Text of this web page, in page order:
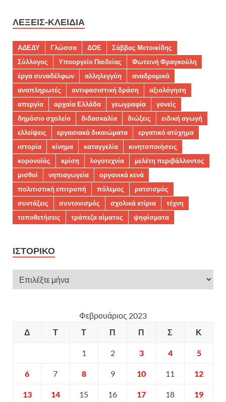
ΛΈΞΕΙΣ-ΚΛΕΙΔΙΆ
ΑΔΕΔΥ Γλώσσα ΔΟΕ
Σάββας Μετοικίδης
Σύλλογος
Υπουργείο Παιδείας
Φωτεινή Φραγκούλη
έργα συναδέλφων
αλληλεγγύη
αναδρομικά
αναπληρωτές
αντιφασιστική δράση
αξιολόγηση
απεργία
αρχαία Ελλάδα γεωγραφία
γονείς
δημόσιο σχολείο
διδασκαλία διώξεις
ειδική αγωγή
ελλείψεις
εργασιακά δικαιώματα
εργατικό ατύχημα
ιστορία
κίνημα καταγγελία
κινητοποιήσεις
κορονοϊός
κρίση λογοτεχνία
μελέτη περιβάλλοντος
μισθοί
νηπιαγωγεία
οργανικά κενά
πολιτιστική επιτροπή
πόλεμος
ρατσισμός
συντάξεις
συντονισμός σχολικά κτίρια
τέχνη
τοποθετήσεις
τράπεζα αίματος ψηφίσματα
ΙΣΤΟΡΙΚΌ
Φεβρουάριος 2023
Δ
Τ Τ Π Π Σ Κ
1 2 3 4 5
6 7 8 9 10 11 12
13 14 15 16 17 18 19